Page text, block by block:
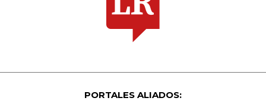
PORTALES ALIADOS: